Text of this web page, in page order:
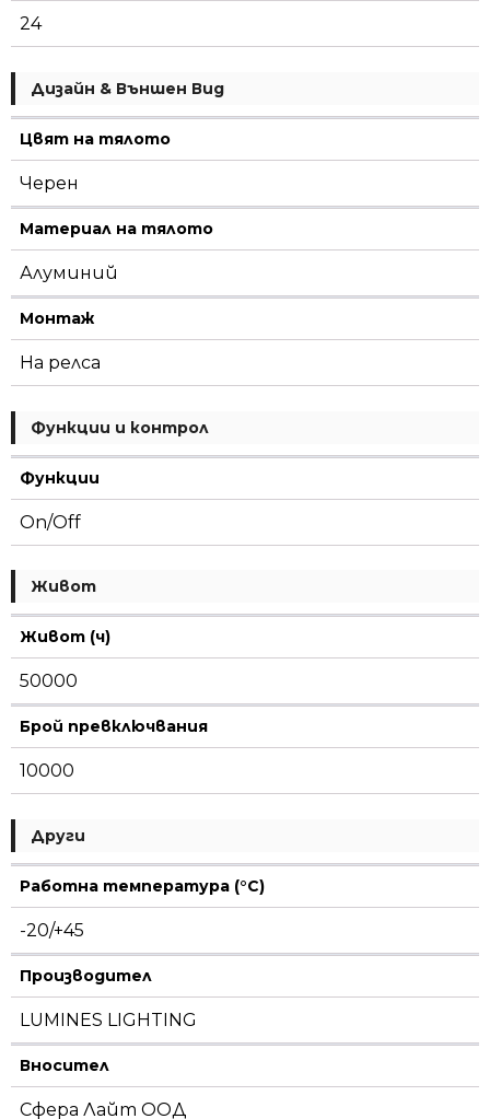
24
Дизайн & Външен Вид
Цвят на тялото
Черен
Материал на тялото
Алуминий
Монтаж
На релса
Функции и контрол
Функции
On/Off
Живот
Живот (ч)
50000
Брой превключвания
10000
Други
Работна температура (°C)
-20/+45
Производител
LUMINES LIGHTING
Вносител
Сфера Лайт ООД